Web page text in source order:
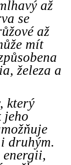
až
se
až
mít
železa a
který
jeho
druhým.
energii,